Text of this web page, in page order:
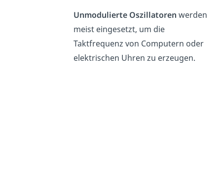
Unmodulierte Oszillatoren werden
meist eingesetzt, um die
Taktfrequenz von Computern oder
elektrischen Uhren zu erzeugen.